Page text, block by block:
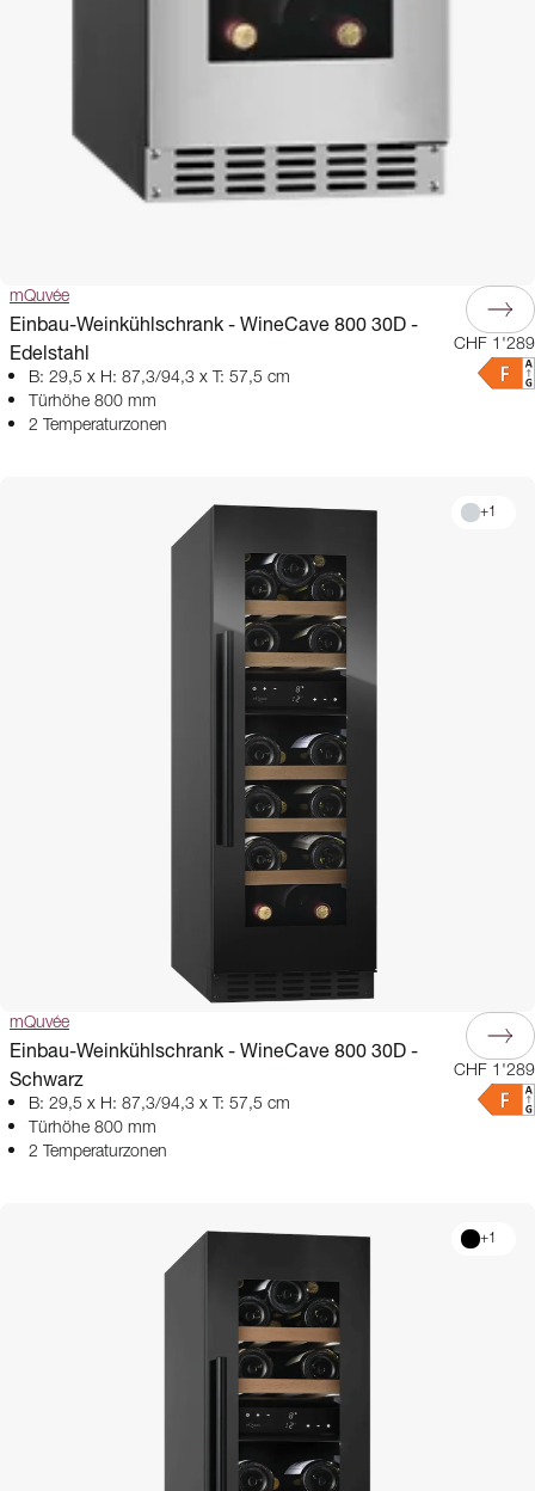
mQuvée
Einbau-Weinkühlschrank - WineCave 800 30D -
Edelstahl
B: 29,5 x H: 87,3/94,3 x T: 57,5 cm
Türhöhe 800 mm
2 Temperaturzonen
CHF 1'289
+1
mQuvée
Einbau-Weinkühlschrank - WineCave 800 30D -
Schwarz
B: 29,5 x H: 87,3/94,3 x T: 57,5 cm
Türhöhe 800 mm
2 Temperaturzonen
CHF 1'289
+1